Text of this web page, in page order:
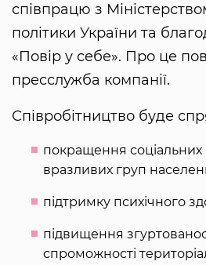
співпрацю з
політики України та
«Повір у себе». Про це
пресслужба компанії.
Співробітництво буде
покращення соціальних
вразливих груп
підтримку психічного
підвищення
спроможності